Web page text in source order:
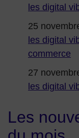
les digital
25
les digital
commerce
27
les digital
Les